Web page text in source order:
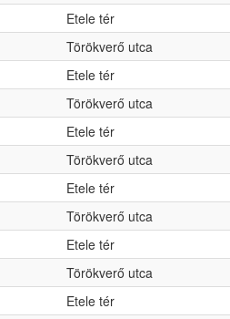
Etele tér
Törökverő utca
Etele tér
Törökverő utca
Etele tér
Törökverő utca
Etele tér
Törökverő utca
Etele tér
Törökverő utca
Etele tér